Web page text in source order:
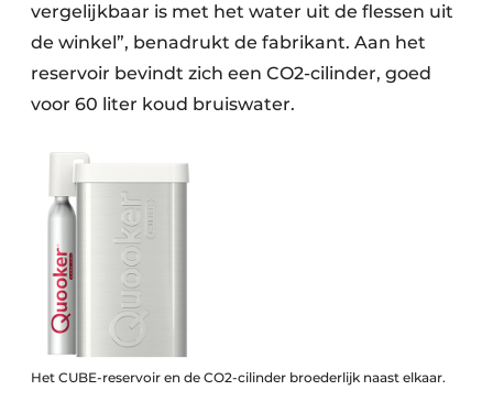
vergelijkbaar is met het water uit de flessen uit
de winkel”, benadrukt de fabrikant. Aan het
reservoir bevindt zich een CO2-cilinder, goed
voor 60 liter koud bruiswater.
Het CUBE-reservoir en de CO2-cilinder broederlijk naast elkaar.